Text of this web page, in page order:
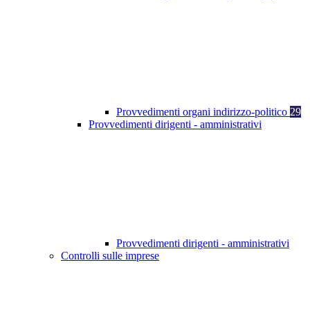
Provvedimenti organi indirizzo-politico 29
Provvedimenti dirigenti - amministrativi
Provvedimenti dirigenti - amministrativi
Controlli sulle imprese